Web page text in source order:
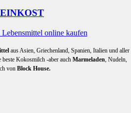
aus Asien, Griechenland, Spanien, Italien und aller
Kokosmilch -aber auch Marmeladen, Nudeln,
von Block House.